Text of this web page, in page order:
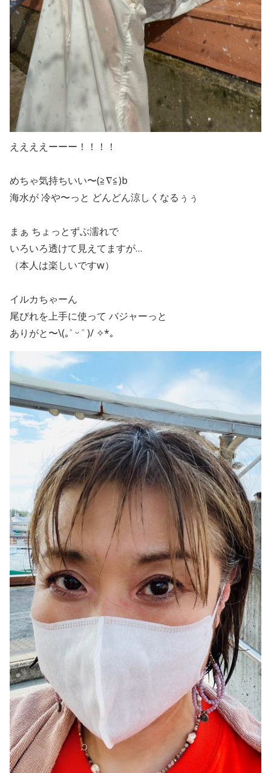
ええええーーー！！！！
めちゃ気持ちいい〜(≧∇≦)b
海水が 冷や〜っと どんどん涼しくなるぅぅ
まぁ ちょっとずぶ濡れで
いろいろ透けて見えてますが…
（本人は楽しいですw）
イルカちゃーん
尾びれを上手に使って バジャーっと
ありがと〜\(｡˃ ᵕ ˂ )/ ✧*｡